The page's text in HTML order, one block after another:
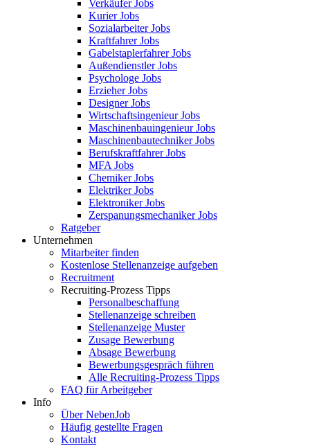
Verkäufer Jobs
Kurier Jobs
Sozialarbeiter Jobs
Kraftfahrer Jobs
Gabelstaplerfahrer Jobs
Außendienstler Jobs
Psychologe Jobs
Erzieher Jobs
Designer Jobs
Wirtschaftsingenieur Jobs
Maschinenbauingenieur Jobs
Maschinenbautechniker Jobs
Berufskraftfahrer Jobs
MFA Jobs
Chemiker Jobs
Elektriker Jobs
Elektroniker Jobs
Zerspanungsmechaniker Jobs
Ratgeber
Unternehmen
Mitarbeiter finden
Kostenlose Stellenanzeige aufgeben
Recruitment
Recruiting-Prozess Tipps
Personalbeschaffung
Stellenanzeige schreiben
Stellenanzeige Muster
Zusage Bewerbung
Absage Bewerbung
Bewerbungsgespräch führen
Alle Recruiting-Prozess Tipps
FAQ für Arbeitgeber
Info
Über NebenJob
Häufig gestellte Fragen
Kontakt